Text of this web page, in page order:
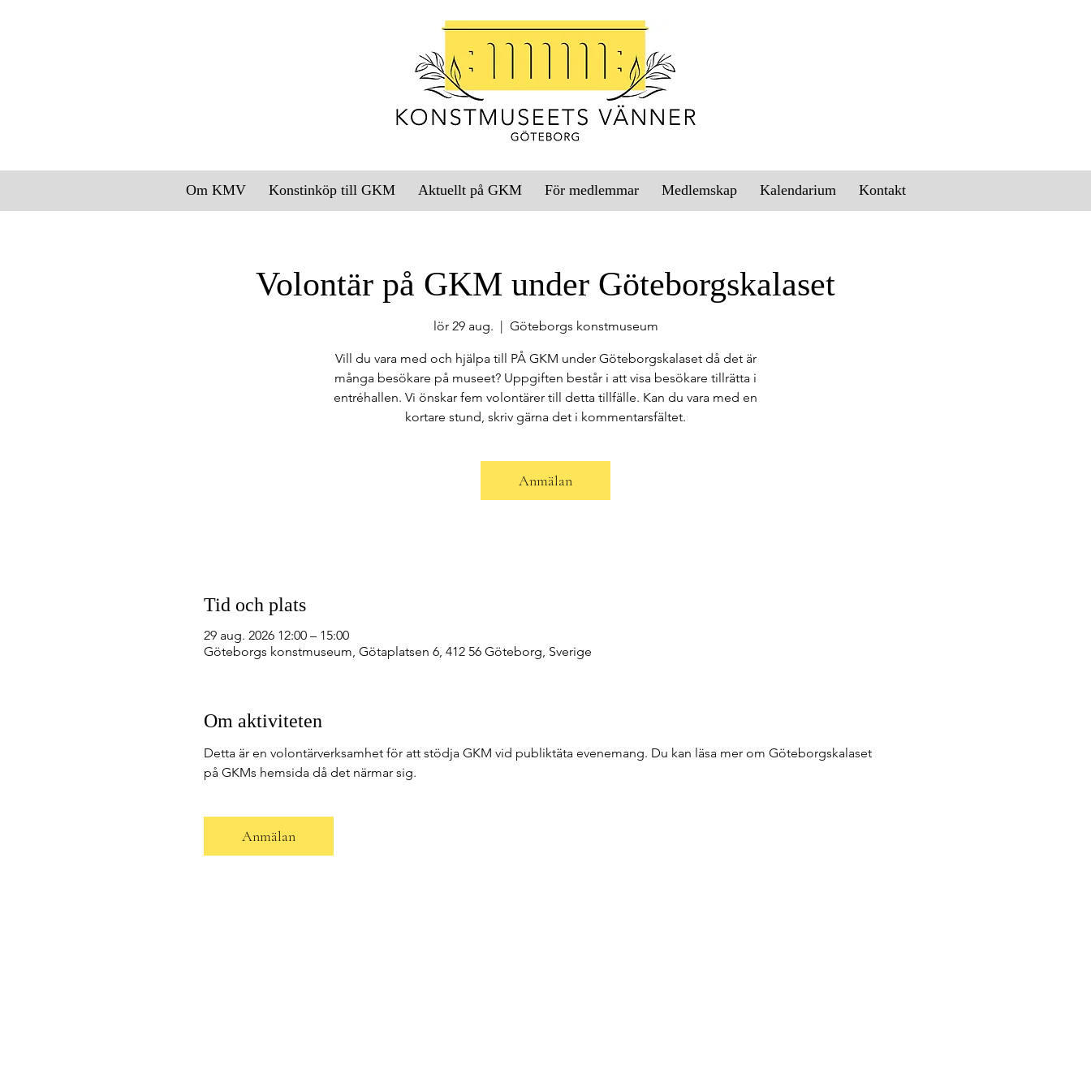
Om KMV Konstinköp till GKM Aktuellt på GKM För medlemmar Medlemskap Kalendarium Kontakt
Volontär på GKM under Göteborgskalaset
lör 29 aug.
  |
Göteborgs konstmuseum
Vill du vara med och hjälpa till PÅ GKM under Göteborgskalaset då det är
många besökare på museet? Uppgiften består i att visa besökare tillrätta i
entréhallen. Vi önskar fem volontärer till detta tillfälle. Kan du vara med en
kortare stund, skriv gärna det i kommentarsfältet.
Anmälan
Tid och plats
29 aug. 2026 12:00 – 15:00
Göteborgs konstmuseum, Götaplatsen 6, 412 56 Göteborg, Sverige
Om aktiviteten
Detta är en volontärverksamhet för att stödja GKM vid publiktäta evenemang. Du kan läsa mer om Göteborgskalaset
på GKMs hemsida då det närmar sig.
Anmälan